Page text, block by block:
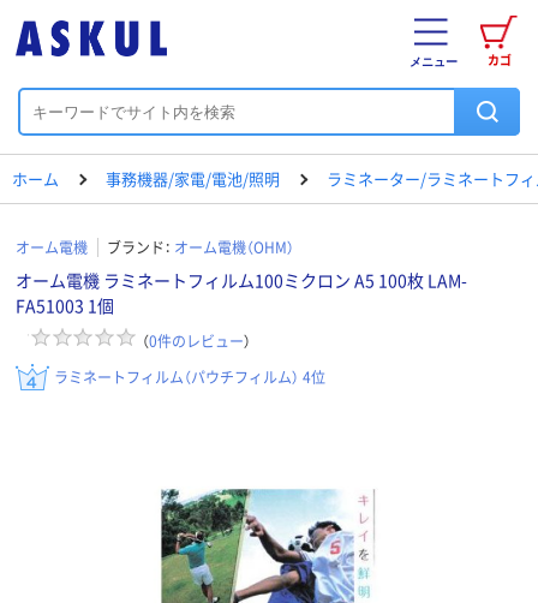
カゴ
メニュー
ホーム 事務機器/家電/電池/照明 ラミネーター/ラミネートフ
オーム電機 ブランド： オーム電機（OHM）
オーム電機 ラミネートフィルム100ミクロン A5 100枚 LAM-
FA51003 1個
（0件のレビュー）
ラミネートフィルム（パウチフィルム） 4位